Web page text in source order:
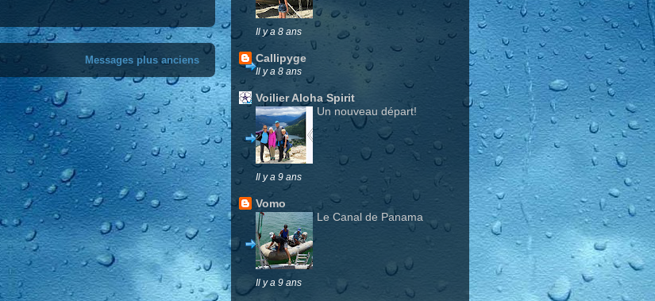
Messages plus anciens
Il y a 8 ans
Callipyge
Il y a 8 ans
Voilier Aloha Spirit
Un nouveau départ!
Il y a 9 ans
Vomo
Le Canal de Panama
Il y a 9 ans